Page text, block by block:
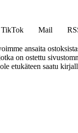
TikTok Mail
ansaita
on ostettu
etukäteen saatu